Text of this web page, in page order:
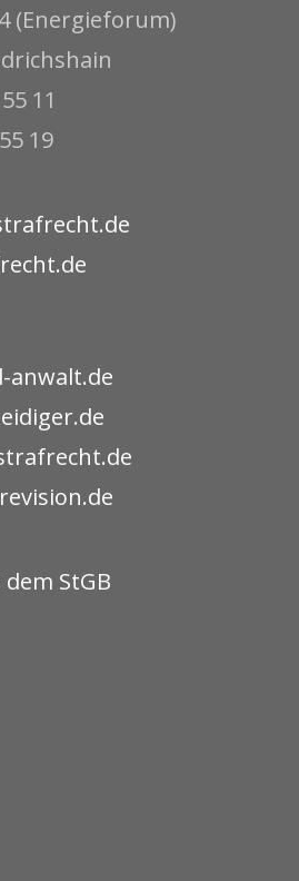
(Energieforum)
11
19
anwalt.de
StGB